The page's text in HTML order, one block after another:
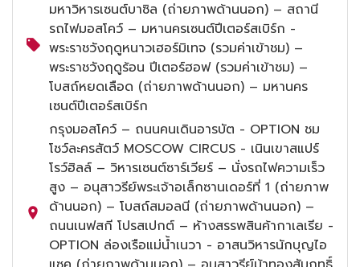
มหาวิหารเซนต์บาซิล (ถ่ายภาพด้านนอก) – สถานี
รถไฟมอสโคว์ – มหานครเซนต์ปีเตอร์สเบิร์ก -
พระราชวังฤดูหนาวเฮอร์มิเทจ (รวมค่าเข้าชม) –
พระราชวังฤดูร้อน ปีเตอร์ฮอฟ (รวมค่าเข้าชม) –
โบสถ์หยดเลือด (ถ่ายภาพด้านนอก) – มหานคร
เซนต์ปีเตอร์สเบิร์ก
กรุงมอสโคว์ – ถนนคนเดินอารบัต - OPTION ชม
โชว์ละครสัตว์ MOSCOW CIRCUS - เนินเขาสแปร์
โรว์ฮิลล์ – วิหารเซนต์ซาร์เวียร์ – นั่งรถไฟความเร็ว
สูง – อนุสาวรีย์พระเจ้าอเล็กซานเดอร์ที่ 1 (ถ่ายภาพ
ด้านนอก) – โบสถ์สมอลนี (ถ่ายภาพด้านนอก) –
ถนนเนฟสกี โปรสเปกต์ – ห้างสรรพสินค้ากาเลเรีย -
OPTION ล่องเรือแม่น้ำเนวา - อาสนวิหารนักบุญไอ